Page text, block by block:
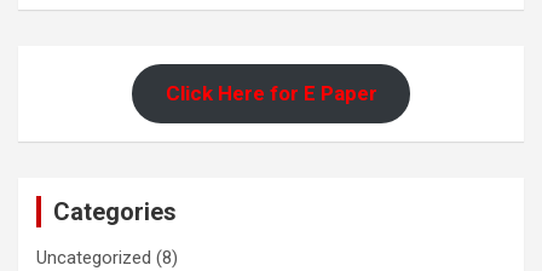
Click Here for E Paper
Categories
Uncategorized (8)